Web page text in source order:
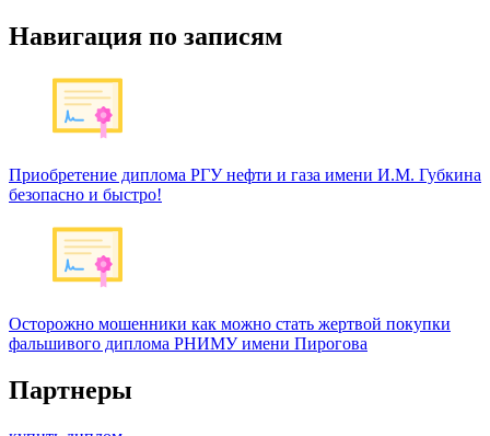
Навигация по записям
Приобретение диплома РГУ нефти и газа имени И.М. Губкина
безопасно и быстро!
Осторожно мошенники как можно стать жертвой покупки
фальшивого диплома РНИМУ имени Пирогова
Партнеры